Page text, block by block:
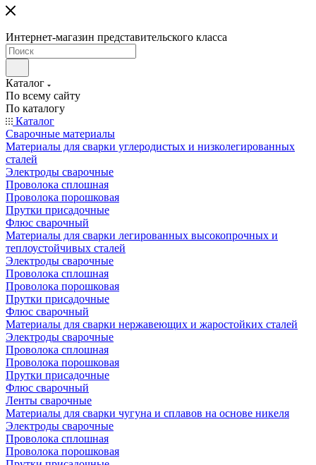
Интернет-магазин представительского класса
Каталог
По всему сайту
По каталогу
Каталог
Сварочные материалы
Материалы для сварки углеродистых и низколегированных
сталей
Электроды сварочные
Проволока сплошная
Проволока порошковая
Прутки присадочные
Флюс сварочный
Материалы для сварки легированных высокопрочных и
теплоустойчивых сталей
Электроды сварочные
Проволока сплошная
Проволока порошковая
Прутки присадочные
Флюс сварочный
Материалы для сварки нержавеющих и жаростойких сталей
Электроды сварочные
Проволока сплошная
Проволока порошковая
Прутки присадочные
Флюс сварочный
Ленты сварочные
Материалы для сварки чугуна и сплавов на основе никеля
Электроды сварочные
Проволока сплошная
Проволока порошковая